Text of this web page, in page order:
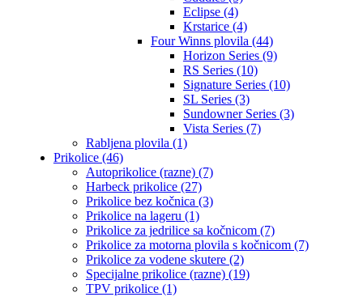
Eclipse (4)
Krstarice (4)
Four Winns plovila (44)
Horizon Series (9)
RS Series (10)
Signature Series (10)
SL Series (3)
Sundowner Series (3)
Vista Series (7)
Rabljena plovila (1)
Prikolice (46)
Autoprikolice (razne) (7)
Harbeck prikolice (27)
Prikolice bez kočnica (3)
Prikolice na lageru (1)
Prikolice za jedrilice sa kočnicom (7)
Prikolice za motorna plovila s kočnicom (7)
Prikolice za vodene skutere (2)
Specijalne prikolice (razne) (19)
TPV prikolice (1)